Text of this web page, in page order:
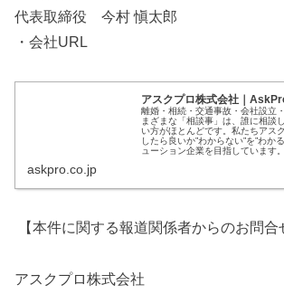
代表取締役 今村 愼太郎
・会社URL
アスクプロ株式会社｜
離婚・相続・交通事故・会社設立
まざまな「相談事」は、誰に相談
い方がほとんどです。私たちアス
したら良いか”わからない”を”わか
ューション企業を目指しています。
askpro.co.jp
【本件に関する報道関係者からのお問合
アスクプロ株式会社